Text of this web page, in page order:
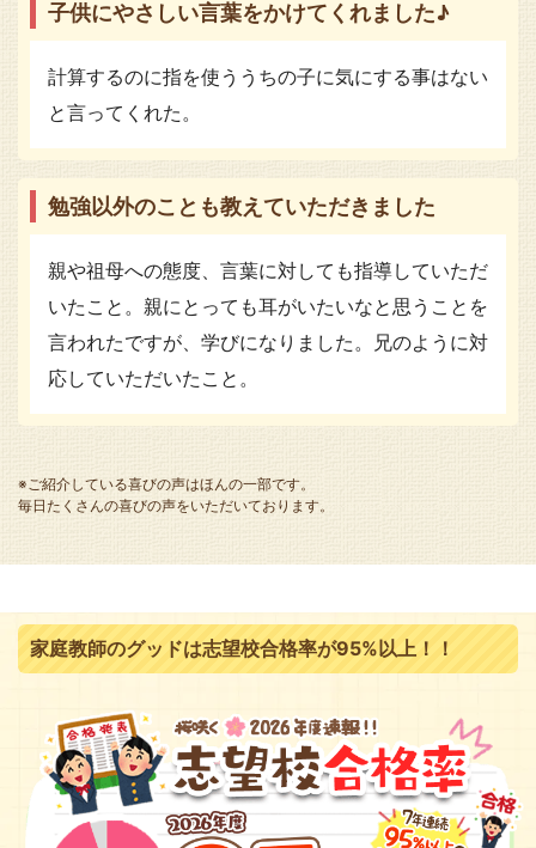
子供にやさしい言葉をかけてくれました♪
計算するのに指を使ううちの子に気にする事はない
と言ってくれた。
勉強以外のことも教えていただきました
親や祖母への態度、言葉に対しても指導していただ
いたこと。親にとっても耳がいたいなと思うことを
言われたですが、学びになりました。兄のように対
応していただいたこと。
※ご紹介している喜びの声はほんの一部です。
毎日たくさんの喜びの声をいただいております。
家庭教師のグッドは志望校合格率が95%以上！！